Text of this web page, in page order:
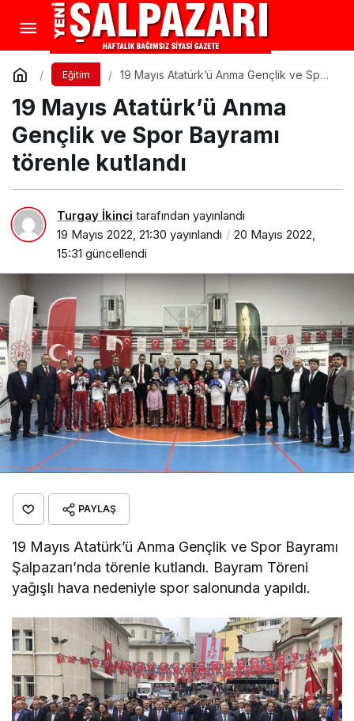
Eğitim
19 Mayıs Atatürk’ü Anma Gençlik ve Spor
19 Mayıs Atatürk’ü Anma
Gençlik ve Spor Bayramı
törenle kutlandı
Turgay İkinci tarafından yayınlandı
19 Mayıs 2022, 21:30 yayınlandı
20 Mayıs 2022,
15:31 güncellendi
PAYLAŞ
19 Mayıs Atatürk’ü Anma Gençlik ve Spor Bayramı
Şalpazarı’nda törenle kutlandı. Bayram Töreni
yağışlı hava nedeniyle spor salonunda yapıldı.